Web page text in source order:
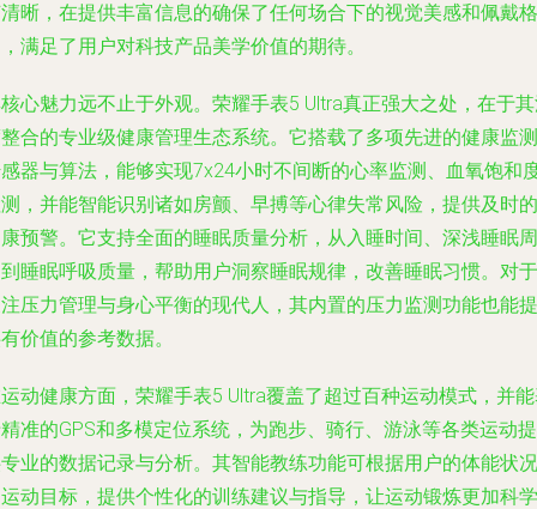
晰，在提供丰富信息的确保了任何场合下的视觉美感和佩戴格
满足了用户对科技产品美学价值的期待。
心魅力远不止于外观。荣耀手表5 Ultra真正强大之处，在于
合的专业级健康管理生态系统。它搭载了多项先进的健康监测
器与算法，能够实现7x24小时不间断的心率监测、血氧饱和
，并能智能识别诸如房颤、早搏等心律失常风险，提供及时的
预警。它支持全面的睡眠质量分析，从入睡时间、深浅睡眠周
睡眠呼吸质量，帮助用户洞察睡眠规律，改善睡眠习惯。对于
压力管理与身心平衡的现代人，其内置的压力监测功能也能提
价值的参考数据。
动健康方面，荣耀手表5 Ultra覆盖了超过百种运动模式，并
准的GPS和多模定位系统，为跑步、骑行、游泳等各类运动提
业的数据记录与分析。其智能教练功能可根据用户的体能状况
动目标，提供个性化的训练建议与指导，让运动锻炼更加科学